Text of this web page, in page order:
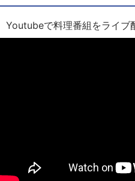
Youtubeで料理番組をライブ